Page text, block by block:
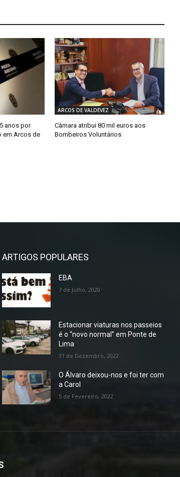
anos por
em Arcos de
ARCOS DE VALDEVEZ
Câmara atribui 80 mil euros aos
Bombeiros Voluntários
ARTIGOS POPULARES
EBA
7 de Julho, 2020
Estacionar viaturas nos passeios
é o “novo normal” em Ponte de
Lima
31 de Dezembro, 2022
O Álvaro deixou-nos e foi ter com
a Carol
5 de Fevereiro, 2022